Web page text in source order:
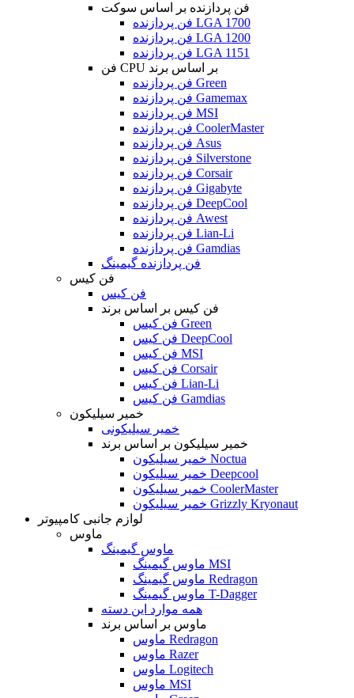
فن پردازنده بر اساس سوکت
فن پردازنده LGA 1700
فن پردازنده LGA 1200
فن پردازنده LGA 1151
فن CPU بر اساس برند
فن پردازنده Green
فن پردازنده Gamemax
فن پردازنده MSI
فن پردازنده CoolerMaster
فن پردازنده Asus
فن پردازنده Silverstone
فن پردازنده Corsair
فن پردازنده Gigabyte
فن پردازنده DeepCool
فن پردازنده Awest
فن پردازنده Lian-Li
فن پردازنده Gamdias
فن پردازنده گیمینگ
فن کیس
فن کیس
فن کیس بر اساس برند
فن کیس Green
فن کیس DeepCool
فن کیس MSI
فن کیس Corsair
فن کیس Lian-Li
فن کیس Gamdias
خمیر سیلیکون
خمیر سیلیکونی
خمیر سیلیکون بر اساس برند
خمیر سیلیکون Noctua
خمیر سیلیکون Deepcool
خمیر سیلیکون CoolerMaster
خمیر سیلیکون Grizzly Kryonaut
لوازم جانبی کامپیوتر
ماوس
ماوس گیمینگ
ماوس گیمینگ MSI
ماوس گیمینگ Redragon
ماوس گیمینگ T-Dagger
همه موارد این دسته
ماوس بر اساس برند
ماوس Redragon
ماوس Razer
ماوس Logitech
ماوس MSI